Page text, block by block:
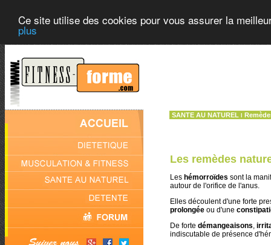
Ce site utilise des cookies pour vous assurer la
plus
SANTE AU NATUREL
Les remèdes
Les hémorroïdes sont la
autour de l'orifice de l'anus.
Elles découlent d'une forte
prolongée ou d'une
De forte démangeaisons,
indiscutable de présence